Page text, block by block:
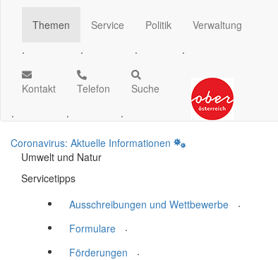
Themen
.
Service
.
Politik
.
Verwaltung
.
Kontakt
.
Telefon
.
Suche
.
Coronavirus: Aktuelle Informationen
Umwelt und Natur
Servicetipps
Ausschreibungen und Wettbewerbe
.
Formulare
.
Förderungen
.